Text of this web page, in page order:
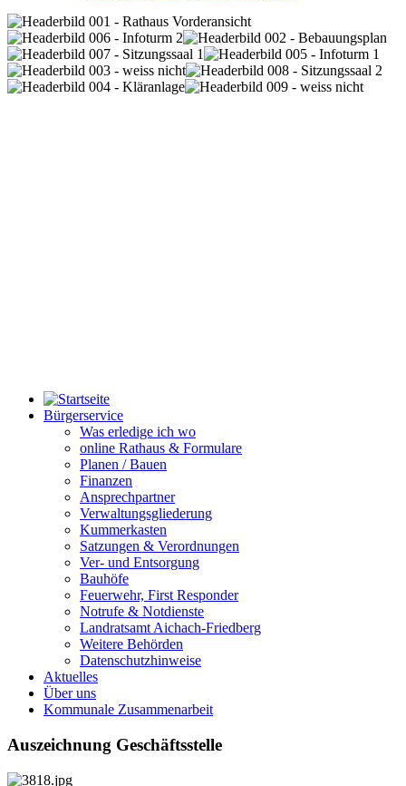
Bürgerservice
Was erledige ich wo
online Rathaus & Formulare
Planen / Bauen
Finanzen
Ansprechpartner
Verwaltungsgliederung
Kummerkasten
Satzungen & Verordnungen
Ver- und Entsorgung
Bauhöfe
Feuerwehr, First Responder
Notrufe & Notdienste
Landratsamt Aichach-Friedberg
Weitere Behörden
Datenschutzhinweise
Aktuelles
Über uns
Kommunale Zusammenarbeit
Auszeichnung Geschäftsstelle